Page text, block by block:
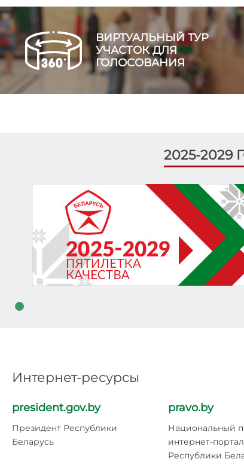
ВИРТУАЛЬНЫЙ ТУР
УЧАСТОК ДЛЯ
ГОЛОСОВАНИЯ
2025-
Интернет-ресурсы
president.gov.by
Президент Республики
Беларусь
pravo.by
Национальный
интернет-портал
Республики